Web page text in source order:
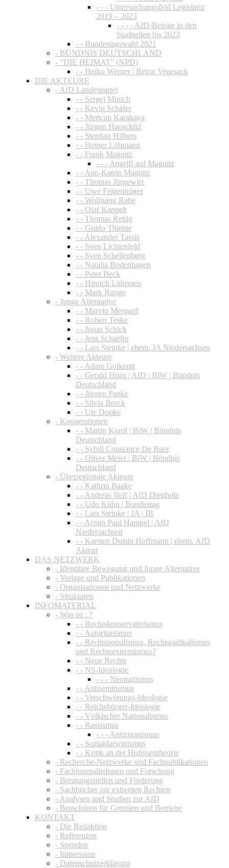
- - - Untersuchungsfeld Legislatur
2019 – 2023
- - - - AfD-Beiräte in den
Stadtteilen bis 2023
- - Bundestagswahl 2021
- BÜNDNIS DEUTSCHLAND
- “DIE HEIMAT” (NPD)
- - Heiko Werner | Beirat Vegesack
DIE AKTEURE
- AfD Landespartei
- - Sergej Minich
- - Kevin Schäfer
- - Mertcan Karakaya
- - Jürgen Hauschild
- - Stephan Hilbers
- - Heiner Löhmann
- - Frank Magnitz
- - - Angriff auf Magnitz
- - Ann-Katrin Magnitz
- - Thomas Jürgewitz
- - Uwe Felgenträger
- - Wolfgang Rabe
- - Olaf Kappelt
- - Thomas Rettig
- - Guido Thieme
- - Alexander Tassis
- - Sven Lichtenfeld
- - Sven Schellenberg
- - Natalia Bodenhagen
- - Peter Beck
- - Hinrich Lührssen
- - Mark Runge
- Junge Alternative
- - Marvin Mergard
- - Robert Teske
- - Jonas Schick
- - Jens Schaefer
- - Lars Steinke | ehem. JA Niedersachsen
- Weitere Akteure
- - Adam Golkontt
- - Gerald Höns | AfD | BiW | Bündnis
Deutschland
- - Jürgen Panke
- - Silvia Brock
- - Ute Dopke
- Kooperationen
- - Martin Korol | BiW | Bündnis
Deutschland
- - Sybill Constance De Buer
- - Oliver Meier | BiW | Bündnis
Deutschland
- Überregionale Akteure
- - Kathrin Baake
- - Andreas Iloff | AfD Diepholz
- - Udo Kühn | Bundestag
- - Lars Steinke | JA | IB
- - Armin Paul Hampel | AfD
Niedersachsen
- - Karsten Dustin Hoffmann | ehem. AfD
Akteur
DAS NETZWERK
- Identitäre Bewegung und Junge Alternative
- Verlage und Publikationen
- Organisationen und Netzwerke
- Strukturen
INFOMATERIAL
- Was ist ..?
- - Rechtskonservativismus
- - Autoritarismus
- - Rechtspopulismus, Rechtsradikalismus
und Rechtsextremismus?
- - Neue Rechte
- - NS-Ideologie
- - - Neonazismus
- - Antisemitismus
- - Verschwörungs-Ideologie
- - Reichsbürger-Ideologie
- - Völkischer Nationalismus
- - Rassismus
- - - Antiziganismus
- - Sozialdarwinismus
- - Kritik an der Hufeisentheorie
- Recherche-Netzwerke und Fachpublikationen
- FachjournalistInnen und Forschung
- Beratungsstellen und Förderung
- Sachbücher zur extremen Rechten
- Analysen und Studien zur AfD
- Broschüren für Gremien und Betriebe
KONTAKT
- Die Redaktion
- Referenzen
- Spenden
- Impressum
- Datenschutzerklärung